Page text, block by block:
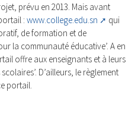
prévu en 2013. Mais avant
: www.college.edu.sn
qui
de formation et de
la communauté éducative’. A en
offre aux enseignants et à leurs
D’ailleurs, le règlement
portail.